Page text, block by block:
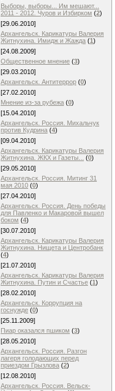
Выборы, выборы... Им мешают...
2011 - 2012. Чуров и Избирком (2)
[29.06.2010]
Архангельск. Карикатуры Валерия
Житнухина. Имидж и Жажда (1)
[24.08.2009]
Общественное мнение (3)
[29.03.2010]
Архангельск. Антитеррор (0)
[27.02.2010]
Мнение из-за рубежа (0)
[15.04.2010]
Архангельск. Россия. Михальчук
против Кудрина (4)
[09.04.2010]
Архангельск. Карикатуры Валерия
Житнухина. ЖКХ и Газеты...
(0)
[29.05.2010]
Архангельск. Россия. Митинг 31
мая 2010 (0)
[27.04.2010]
Архангельск. Россия. День победы
для Павленко и Макаровой вышел
боком (4)
[30.07.2010]
Архангельск. Карикатуры Валерия
Житнухина. Нищета и Центробанк
(4)
[21.07.2010]
Архангельск. Карикатуры Валерия
Житнухина. Путин и Счастье (1)
[28.02.2010]
Архангельск. Коррупция на
госнужде (0)
[25.11.2009]
Пиар оказался пшиком (3)
[28.05.2010]
Архангельск. Россия. Разгон
лагеря голодающих перед
приездом Грызлова (2)
[12.08.2010]
Архангельск. Россия. Вельск-